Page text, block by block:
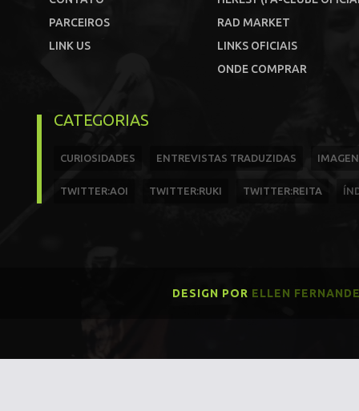
PARCEIROS
LINK US
RAD MARKET
LINKS OFICIAIS
ONDE COMPRAR
CATEGORIAS
CURIOSIDADES ENTREVISTAS TRADUZIDAS
TWITTER:AOI TWITTER:RUKI TWITTER:REITA
DESIGN POR ELLEN